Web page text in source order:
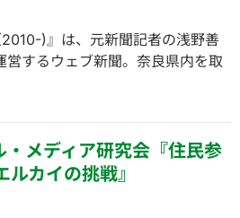
)』は、元新聞記者の浅野善
営するウェブ新聞。奈良県内を取
・メディア研究会『住民参
カイの挑戦』